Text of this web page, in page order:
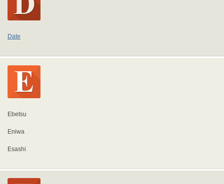
Date
Ebetsu
Eniwa
Esashi